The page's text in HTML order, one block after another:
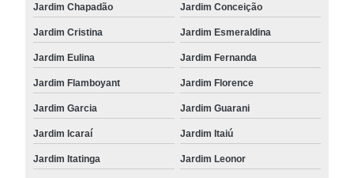
Jardim Chapadão Jardim Conceição
Jardim Cristina Jardim Esmeraldina
Jardim Eulina Jardim Fernanda
Jardim Flamboyant Jardim Florence
Jardim Garcia Jardim Guarani
Jardim Icaraí Jardim Itaiú
Jardim Itatinga Jardim Leonor